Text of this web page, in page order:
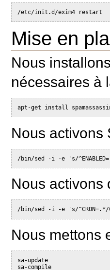
/etc/init.d/exim4 restart
Mise en
Nous
nécessaires à
apt-get install
Nous activons
/bin/sed -i -e 's/
Nous activons
/bin/sed -i -e 's/^CRON=.*/
Nous mettons
sa-update
sa-compile